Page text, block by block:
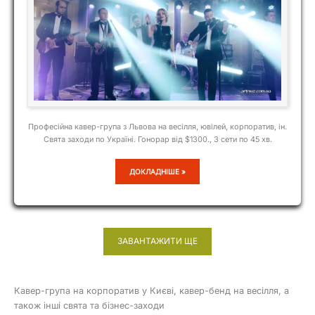
Професійна кавер-група з Львова на весілля, ювілей, корпоратив, ін.
Свята заходи по Україні. Гонорар від $1300., 3 сети по 45 хв.
PRIME
ДОКЛАДНІШЕ »
ЗАВАНТАЖИТИ ЩЕ
Кавер-група на корпоратив у Києві, кавер-бенд на весілля, а
також інші свята та бізнес-заходи